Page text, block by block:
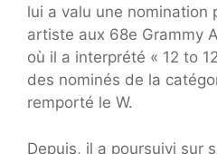
lui a valu une nomination
artiste aux 68e Grammy
où il a interprété « 12 to
des nominés de la
remporté le W.
Depuis, il a poursuivi sur